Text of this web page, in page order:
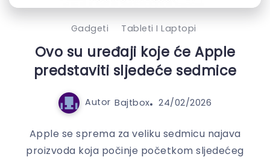
Gadgeti Tableti I Laptopi
Ovo su uređaji koje će Apple
predstaviti sljedeće sedmice
Autor Bajtbox 24/02/2026
Apple se sprema za veliku sedmicu najava
proizvoda koja počinje početkom sljedećeg